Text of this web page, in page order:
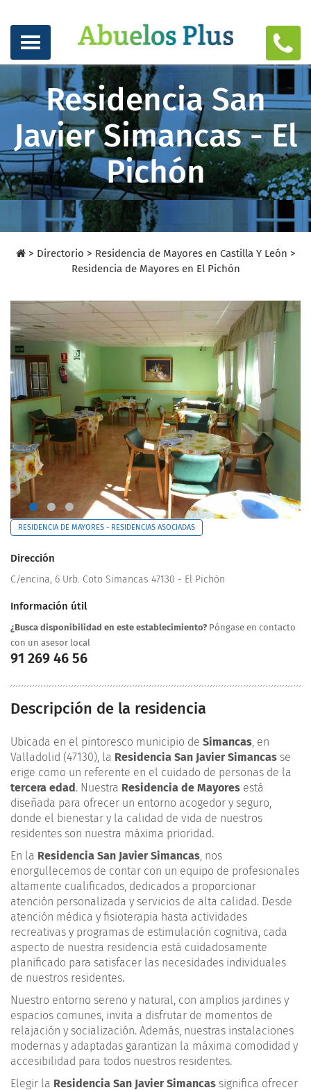
Residencia San
Javier Simancas - El
Pichón
> Directorio > Residencia de Mayores en Castilla Y León >
Residencia de Mayores en El Pichón
RESIDENCIA DE MAYORES - RESIDENCIAS ASOCIADAS
Dirección
C/encina, 6 Urb. Coto Simancas 47130 - El Pichón
Información útil
¿Busca disponibilidad en este establecimiento? Póngase en contacto
con un asesor local
91 269 46 56
Descripción de la residencia
Ubicada en el pintoresco municipio de Simancas , en
Valladolid (47130), la Residencia San Javier Simancas se
erige como un referente en el cuidado de personas de la
tercera edad. Nuestra Residencia de Mayores está
diseñada para ofrecer un entorno acogedor y seguro,
donde el bienestar y la calidad de vida de nuestros
residentes son nuestra máxima prioridad.
En la Residencia San Javier Simancas , nos
enorgullecemos de contar con un equipo de profesionales
altamente cualificados, dedicados a proporcionar
atención personalizada y servicios de alta calidad. Desde
atención médica y fisioterapia hasta actividades
recreativas y programas de estimulación cognitiva, cada
aspecto de nuestra residencia está cuidadosamente
planificado para satisfacer las necesidades individuales
de nuestros residentes.
Nuestro entorno sereno y natural, con amplios jardines y
espacios comunes, invita a disfrutar de momentos de
relajación y socialización. Además, nuestras instalaciones
modernas y adaptadas garantizan la máxima comodidad y
accesibilidad para todos nuestros residentes.
Elegir la Residencia San Javier Simancas significa ofrecer